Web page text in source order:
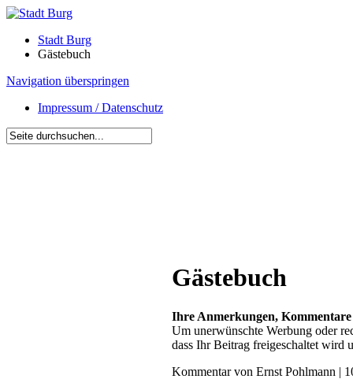
Stadt Burg
Gästebuch
Navigation überspringen
Impressum / Datenschutz
Gästebuch
Ihre Anmerkungen,
Um unerwünschte Werbung oder
dass Ihr Beitrag freigeschaltet wird
Kommentar von Ernst Pohlmann |